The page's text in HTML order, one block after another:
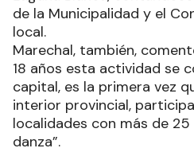
de la Municipalidad y el
local.
Marechal, también,
18 años esta actividad se
capital, es la primera vez
interior provincial,
localidades con más de
danza”.